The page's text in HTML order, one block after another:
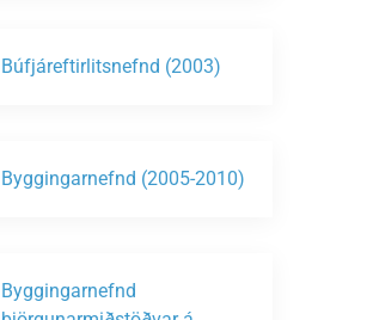
Búfjáreftirlitsnefnd (2003)
Byggingarnefnd (2005-2010)
Byggingarnefnd